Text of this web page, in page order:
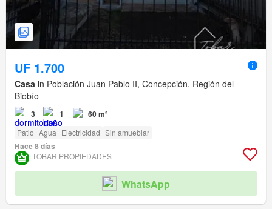
UF 1.700
Casa in Población Juan Pablo II, Concepción, Región del
Biobío
3 1 60 m²
Patio Agua Electricidad Sin amueblar
Hace 8 días
TOBAR PROPIEDADES
WhatsApp